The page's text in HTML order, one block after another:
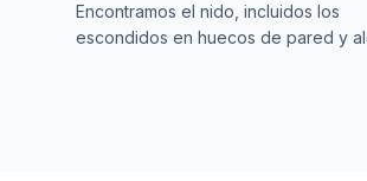
Encontramos el nido, incluidos los
escondidos en huecos de pared y